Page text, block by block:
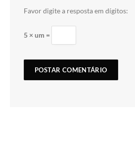
Favor digite a resposta em dígitos:
5 × um =